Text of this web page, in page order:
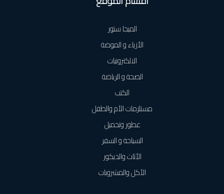
الميجا ستور
الأزياء و الموضة
الالكترونيات
الصحة و الرياضة
الكتب
مستلزمات الأم والطفل
عطور وتجميل
السياحة و السفر
الأثاث والديكور
الأكل والمشروبات